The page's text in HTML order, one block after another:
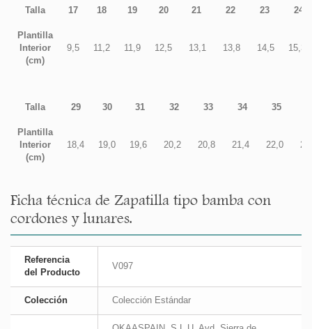
Talla 17 18 19 20 21 22 23 24
Plantilla
Interior
(cm)
9,5 11,2 11,9 12,5 13,1 13,8 14,5 15,3
Talla 29 30 31 32 33 34 35
Plantilla
Interior
(cm)
18,4 19,0 19,6 20,2 20,8 21,4 22,0
Ficha técnica de Zapatilla tipo bamba con
cordones y lunares.
Referencia
del Producto
V097
Colección Colección Estándar